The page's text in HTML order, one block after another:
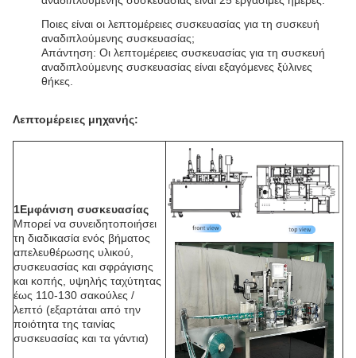
Ποιες είναι οι λεπτομέρειες συσκευασίας για τη συσκευή
αναδιπλούμενης συσκευασίας;
Απάντηση: Οι λεπτομέρειες συσκευασίας για τη συσκευή
αναδιπλούμενης συσκευασίας είναι εξαγόμενες ξύλινες
θήκες.
Λεπτομέρειες μηχανής:
1Εμφάνιση συσκευασίας
Μπορεί να συνειδητοποιήσει
τη διαδικασία ενός βήματος
απελευθέρωσης υλικού,
συσκευασίας και σφράγισης
και κοπής, υψηλής ταχύτητας
έως 110-130 σακούλες /
λεπτό (εξαρτάται από την
ποιότητα της ταινίας
συσκευασίας και τα γάντια)